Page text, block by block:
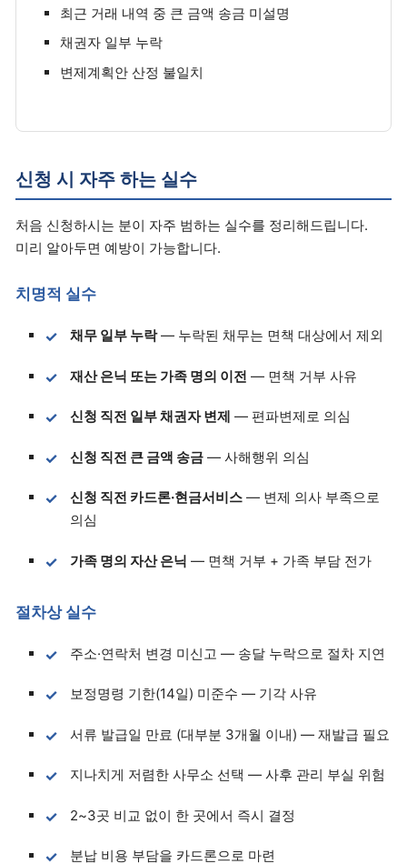
최근 거래 내역 중 큰 금액 송금 미설명
채권자 일부 누락
변제계획안 산정 불일치
신청 시 자주 하는 실수
처음 신청하시는 분이 자주 범하는 실수를 정리해드립니다.
미리 알아두면 예방이 가능합니다.
치명적 실수
채무 일부 누락— 누락된 채무는 면책 대상에서 제외
재산 은닉 또는 가족 명의 이전 — 면책 거부 사유
신청 직전 일부 채권자 변제 — 편파변제로 의심
신청 직전 큰 금액 송금 — 사해행위 의심
신청 직전 카드론·현금서비스 — 변제 의사 부족으로
의심
가족 명의 자산 은닉 — 면책 거부 + 가족 부담 전가
절차상 실수
주소·연락처 변경 미신고 — 송달 누락으로 절차 지연
보정명령 기한(14일) 미준수 — 기각 사유
서류 발급일 만료 (대부분 3개월 이내) — 재발급 필요
지나치게 저렴한 사무소 선택 — 사후 관리 부실 위험
2~3곳 비교 없이 한 곳에서 즉시 결정
분납 비용 부담을 카드론으로 마련